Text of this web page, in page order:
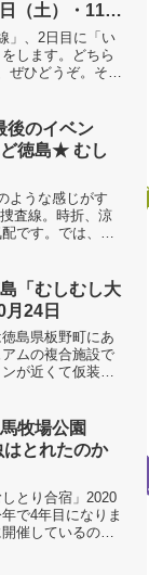
（土）・11日
」、2日目に「い
します。どちら
ぜひどうぞ。その
んのうんちを食
後のイベン
ど徳島★ むし
ような感じがす
査線。時折、涼
です。では、ど
頃から虫とりし
恒...
「むしむし大
24日
徳島県板野町にあ
ムの複合施設で
が近くて仮装の
催、四国では初
る...
牧場公園
とれたのか
とり合宿」2020
で4年目になりま
催しているの